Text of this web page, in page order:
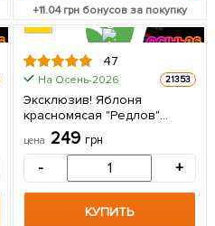
+11.04грн бонусов за покупку
47
На Осень-2026 21353
Эксклюзив! Яблоня
красномясая "Редлов"
(Redlov) (премиальный
сочный сорт) 1 саженец в
цена 249 грн
- +
КУПИТЬ